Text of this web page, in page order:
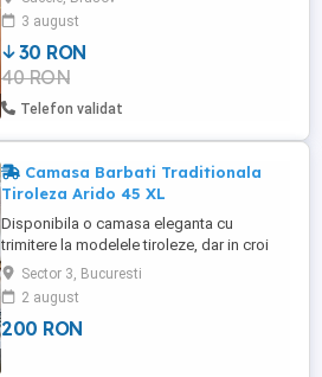
3 august
30 RON
40 RON
Telefon validat
Camasa Barbati Traditionala
Tiroleza Arido 45 XL
Disponibila o camasa eleganta cu
trimitere la modelele tiroleze, dar in croi
modern si elegant, material deosebit,
casa de moda austriaca Arido. Ein Lebed
in Tracht. Nou, in ambalaj original
nedescfacut. Marimea 45, XL. Locatie
Sector 3, Bucuresti
2 august
200 RON